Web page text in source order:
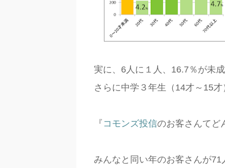
実に、6人に１人、16.7％が未
さらに中学３年生（14才～15
『 コモンズ投信のお客さんてど
みんなと同い年のお客さんが